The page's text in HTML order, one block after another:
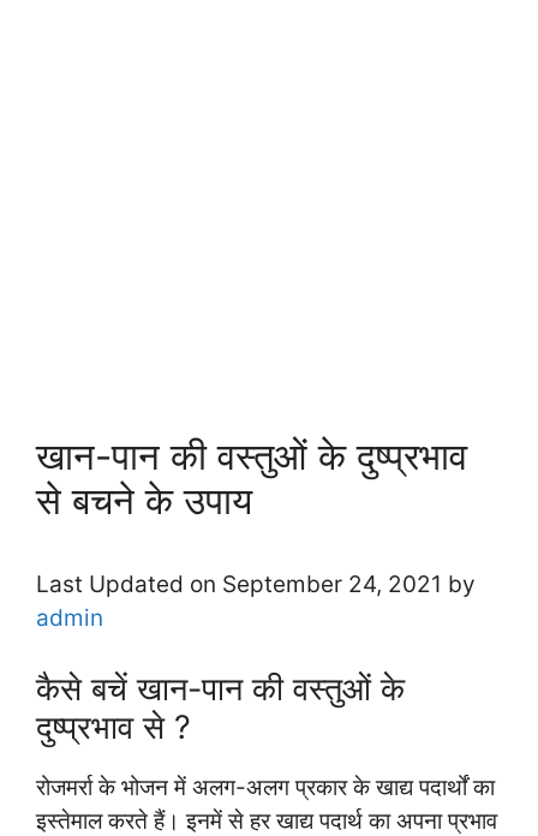
खान-पान की वस्तुओं के दुष्प्रभाव
से बचने के उपाय
Last Updated on September 24, 2021 by
admin
कैसे बचें खान-पान की वस्तुओं के
दुष्प्रभाव से ?
रोजमर्रा के भोजन में अलग-अलग प्रकार के खाद्य पदार्थों का
इस्तेमाल करते हैं। इनमें से हर खाद्य पदार्थ का अपना प्रभाव